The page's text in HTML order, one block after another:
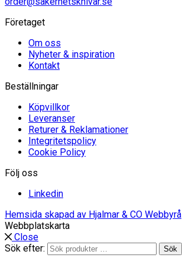
Företaget
Om oss
Nyheter & inspiration
Kontakt
Beställningar
Köpvillkor
Leveranser
Returer & Reklamationer
Integritetspolicy
Cookie Policy
Följ oss
Linkedin
Hemsida skapad av Hjalmar & CO Webbyrå
Webbplatskarta
Close
Sök efter:
Sök